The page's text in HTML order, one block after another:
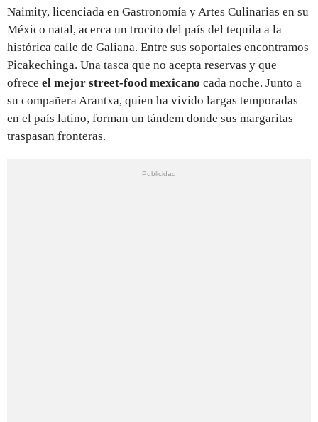
Naimity, licenciada en Gastronomía y Artes Culinarias en su
México natal, acerca un trocito del país del tequila a la
histórica calle de Galiana. Entre sus soportales encontramos
Picakechinga. Una tasca que no acepta reservas y que
ofrece el mejor street-food mexicano cada noche. Junto a
su compañera Arantxa, quien ha vivido largas temporadas
en el país latino, forman un tándem donde sus margaritas
traspasan fronteras.